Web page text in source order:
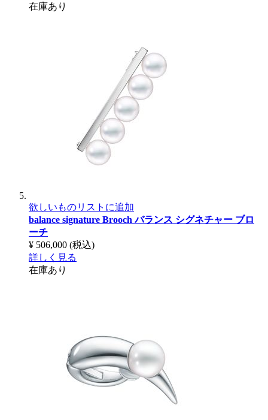
在庫あり
欲しいものリストに追加
balance signature Broochバランス シグネチャー ブロ
ーチ
¥ 506,000 (税込)
詳しく見る
在庫あり